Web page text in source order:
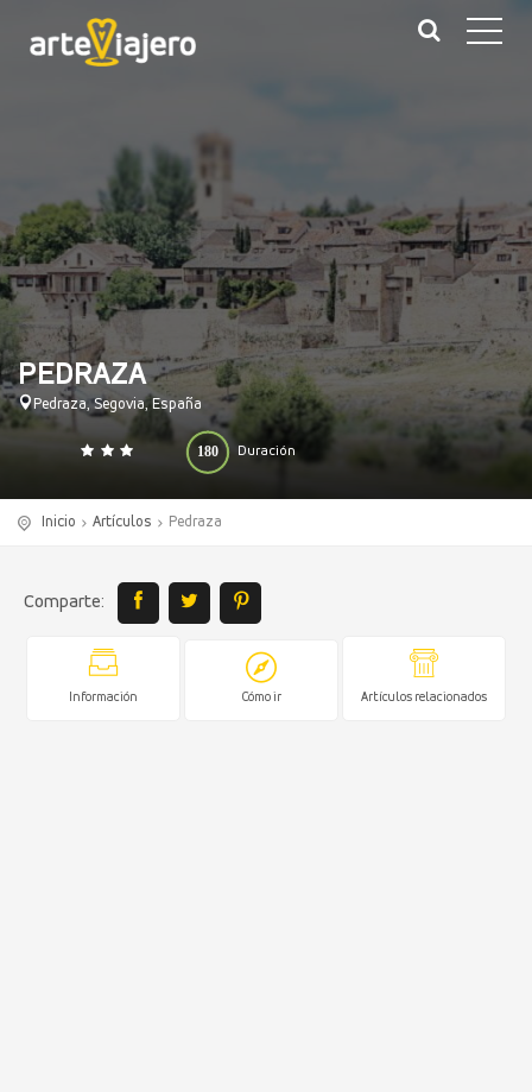
PEDRAZA
Pedraza, Segovia, España
Duración
180
0 140
Inicio Artículos Pedraza
Comparte:
Información Cómo ir Artículos relacionados